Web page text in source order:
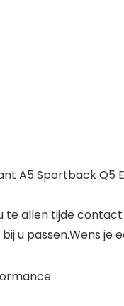
A5 Sportback Q5
te allen tijde
u passen.Wens je